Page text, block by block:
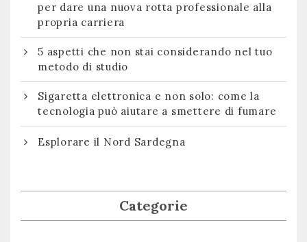
per dare una nuova rotta professionale alla
propria carriera
5 aspetti che non stai considerando nel tuo
metodo di studio
Sigaretta elettronica e non solo: come la
tecnologia può aiutare a smettere di fumare
Esplorare il Nord Sardegna
Categorie